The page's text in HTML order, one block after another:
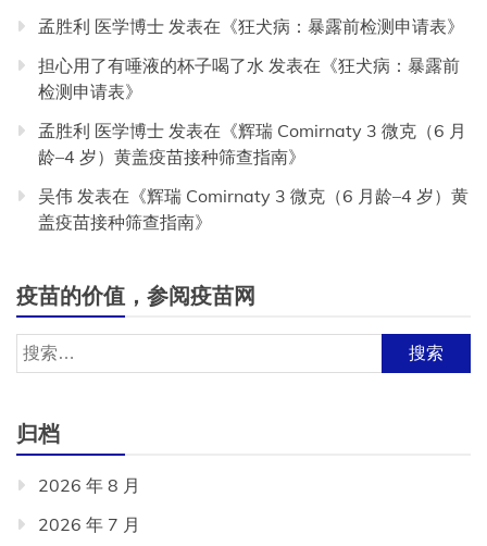
孟胜利 医学博士 发表在《狂犬病：暴露前检测申请表》
担心用了有唾液的杯子喝了水 发表在《狂犬病：暴露前
检测申请表》
孟胜利 医学博士 发表在《辉瑞 Comirnaty 3 微克（6 月
龄–4 岁）黄盖疫苗接种筛查指南》
吴伟 发表在《辉瑞 Comirnaty 3 微克（6 月龄–4 岁）黄
盖疫苗接种筛查指南》
疫苗的价值，参阅疫苗网
搜
索：
归档
2026 年 8 月
2026 年 7 月